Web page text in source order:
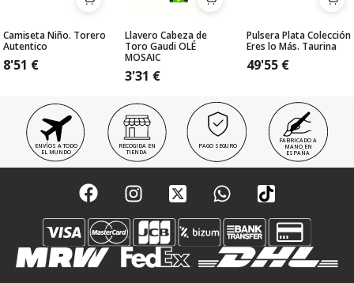
Camiseta Niño. Torero
Autentico
8'51 €
Llavero Cabeza de
Toro Gaudi OLÉ
MOSAIC
3'31 €
Pulsera Plata Colección
Eres lo Más. Taurina
49'55 €
ENVÍOS A TODO
EL MUNDO
RECOGIDA EN
TIENDA
PAGO SEGURO
FABRICADO A
MANO EN
ESPAÑA